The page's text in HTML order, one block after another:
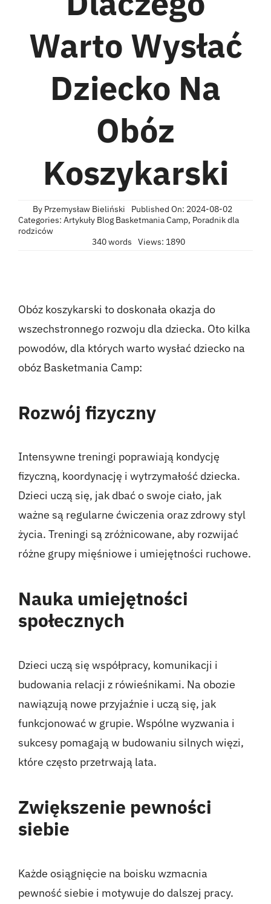
ZAPISZ DZIECKO
Warto Wysłać
Dziecko Na
Obóz
Koszykarski
By Przemysław Bieliński
Published On: 2024-08-02
Categories: Artykuły Blog Basketmania Camp, Poradnik dla
rodziców
340 words
Views: 1890
Obóz koszykarski to doskonała okazja do
wszechstronnego rozwoju dla dziecka. Oto kilka
powodów, dla których warto wysłać dziecko na
obóz Basketmania Camp:
Rozwój fizyczny
Intensywne treningi poprawiają kondycję
fizyczną, koordynację i wytrzymałość dziecka.
Dzieci uczą się, jak dbać o swoje ciało, jak
ważne są regularne ćwiczenia oraz zdrowy styl
życia. Treningi są zróżnicowane, aby rozwijać
różne grupy mięśniowe i umiejętności ruchowe.
Nauka umiejętności
społecznych
Dzieci uczą się współpracy, komunikacji i
budowania relacji z rówieśnikami. Na obozie
nawiązują nowe przyjaźnie i uczą się, jak
funkcjonować w grupie. Wspólne wyzwania i
sukcesy pomagają w budowaniu silnych więzi,
które często przetrwają lata.
Zwiększenie pewności
siebie
Każde osiągnięcie na boisku wzmacnia
pewność siebie i motywuje do dalszej pracy.